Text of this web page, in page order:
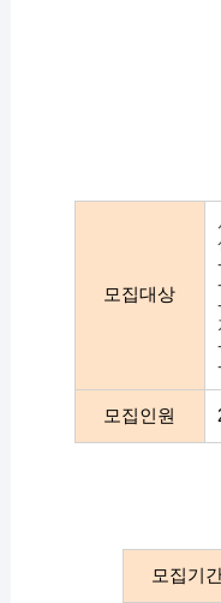
모집대상
모집인원
모집기